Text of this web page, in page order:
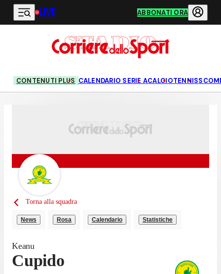
Vai al contenuto principale
LIVE ABBONATI ORA
CONTENUTI PLUS CALENDARIO SERIE ACALCIOTENNIS
Torna alla squadra
News Rosa Calendario Statistiche
Keanu
Cupido